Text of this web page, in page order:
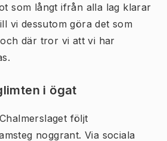
som långt ifrån alla lag klarar
vi dessutom göra det som
där tror vi att vi har
i ögat
följt
noggrant. Via sociala